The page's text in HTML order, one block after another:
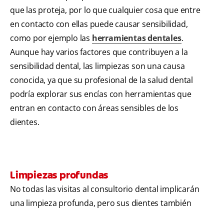
que las proteja, por lo que cualquier cosa que entre
en contacto con ellas puede causar sensibilidad,
como por ejemplo las herramientas dentales.
Aunque hay varios factores que contribuyen a la
sensibilidad dental, las limpiezas son una causa
conocida, ya que su profesional de la salud dental
podría explorar sus encías con herramientas que
entran en contacto con áreas sensibles de los
dientes.
Limpiezas profundas
No todas las visitas al consultorio dental implicarán
una limpieza profunda, pero sus dientes también